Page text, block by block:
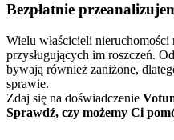
Bezpłatnie
Wielu właścicieli nieruchomości
przysługujących im roszczeń.
bywają również zaniżone,
sprawie.
Zdaj się na doświadczenie
Sprawdź, czy możemy Ci